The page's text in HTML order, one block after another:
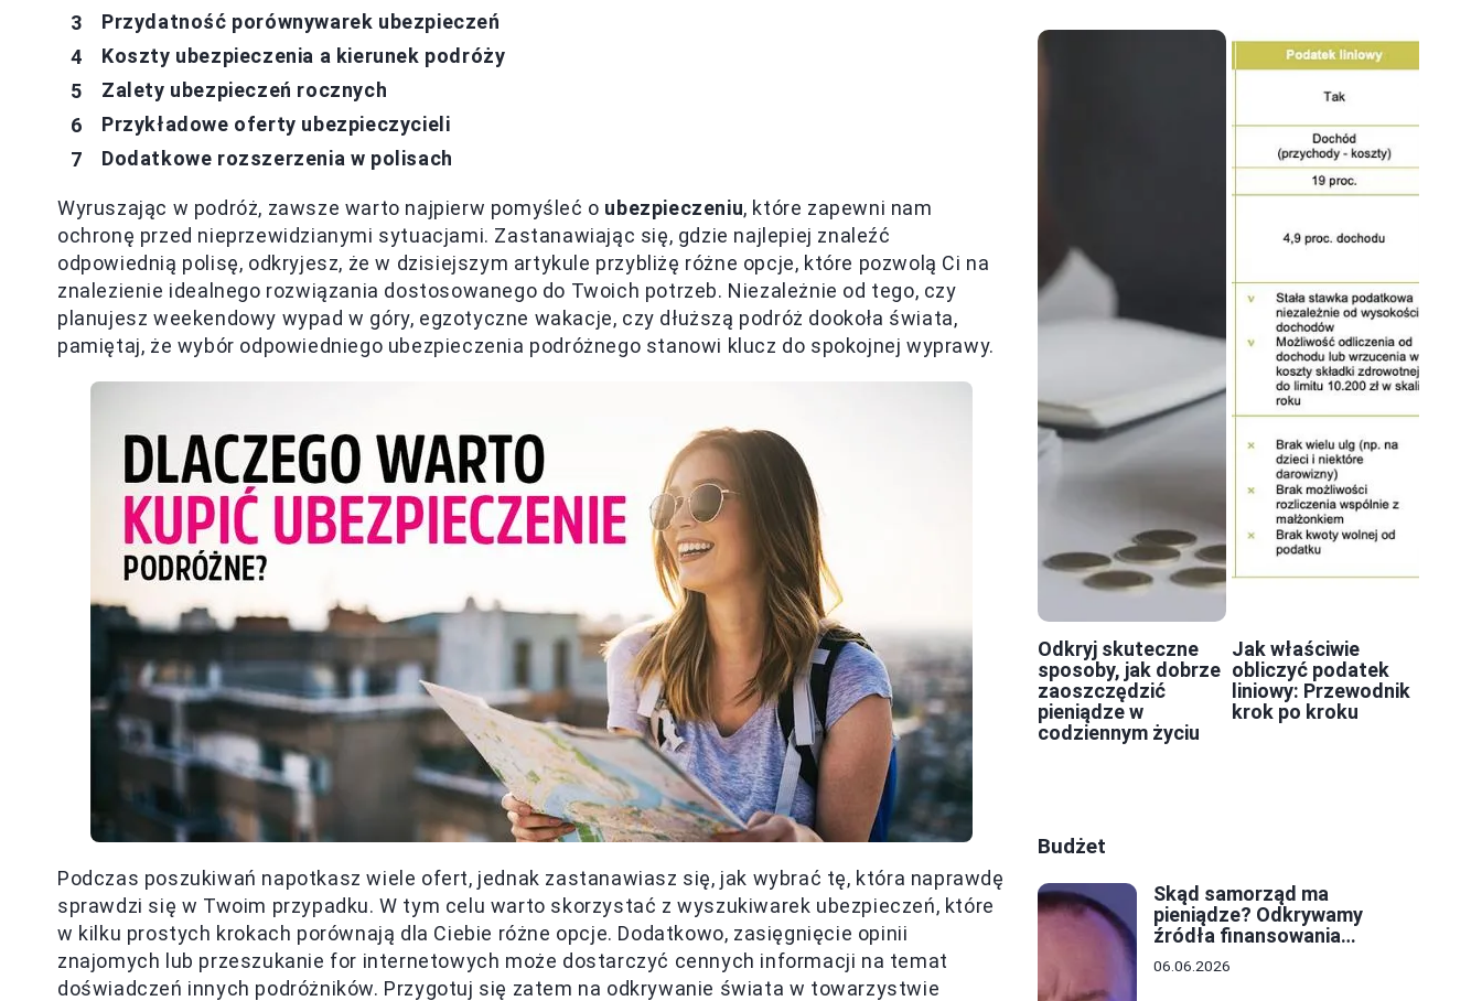
Przydatność porównywarek ubezpieczeń
Koszty ubezpieczenia a kierunek podróży
Zalety ubezpieczeń rocznych
Przykładowe oferty ubezpieczycieli
Dodatkowe rozszerzenia w polisach
Wyruszając w podróż, zawsze warto najpierw pomyśleć o ubezpieczeniu, które zapewni nam
ochronę przed nieprzewidzianymi sytuacjami. Zastanawiając się, gdzie najlepiej znaleźć
odpowiednią polisę, odkryjesz, że w dzisiejszym artykule przybliżę różne opcje, które pozwolą Ci na
znalezienie idealnego rozwiązania dostosowanego do Twoich potrzeb. Niezależnie od tego, czy
planujesz weekendowy wypad w góry, egzotyczne wakacje, czy dłuższą podróż dookoła świata,
pamiętaj, że wybór odpowiedniego ubezpieczenia podróżnego stanowi klucz do spokojnej wyprawy.
Podczas poszukiwań napotkasz wiele ofert, jednak zastanawiasz się, jak wybrać tę, która naprawdę
sprawdzi się w Twoim przypadku. W tym celu warto skorzystać z wyszukiwarek ubezpieczeń, które
w kilku prostych krokach porównają dla Ciebie różne opcje. Dodatkowo, zasięgnięcie opinii
znajomych lub przeszukanie for internetowych może dostarczyć cennych informacji na temat
doświadczeń innych podróżników. Przygotuj się zatem na odkrywanie świata w towarzystwie
Odkryj skuteczne
sposoby, jak dobrze
zaoszczędzić
pieniądze w
codziennym życiu
Jak właściwie
obliczyć podatek
liniowy: Przewodnik
krok po kroku
Budżet
Skąd samorząd ma
pieniądze? Odkrywamy
źródła finansowania
lokalnych budżetów
06.06.2026